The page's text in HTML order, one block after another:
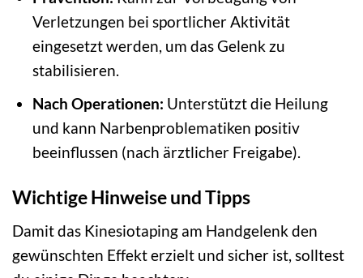
Verletzungen bei sportlicher Aktivität
eingesetzt werden, um das Gelenk zu
stabilisieren.
Nach Operationen: Unterstützt die Heilung
und kann Narbenproblematiken positiv
beeinflussen (nach ärztlicher Freigabe).
Wichtige Hinweise und Tipps
Damit das Kinesiotaping am Handgelenk den
gewünschten Effekt erzielt und sicher ist, solltest